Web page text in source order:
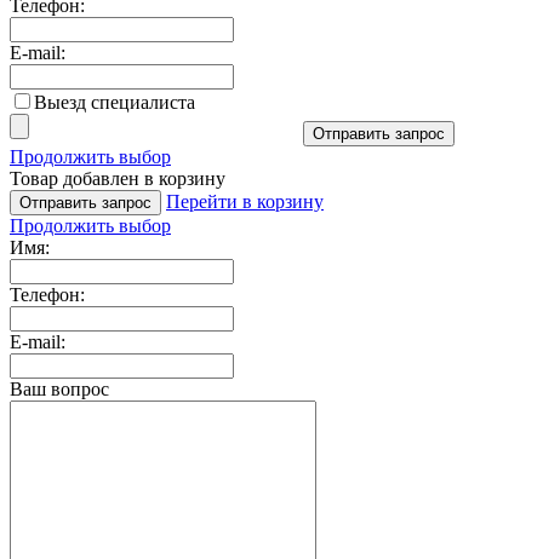
Телефон:
E-mail:
Выезд специалиста
Отправить запрос
Продолжить выбор
Товар добавлен в корзину
Отправить запрос
Перейти в корзину
Продолжить выбор
Имя:
Телефон:
E-mail:
Ваш вопрос